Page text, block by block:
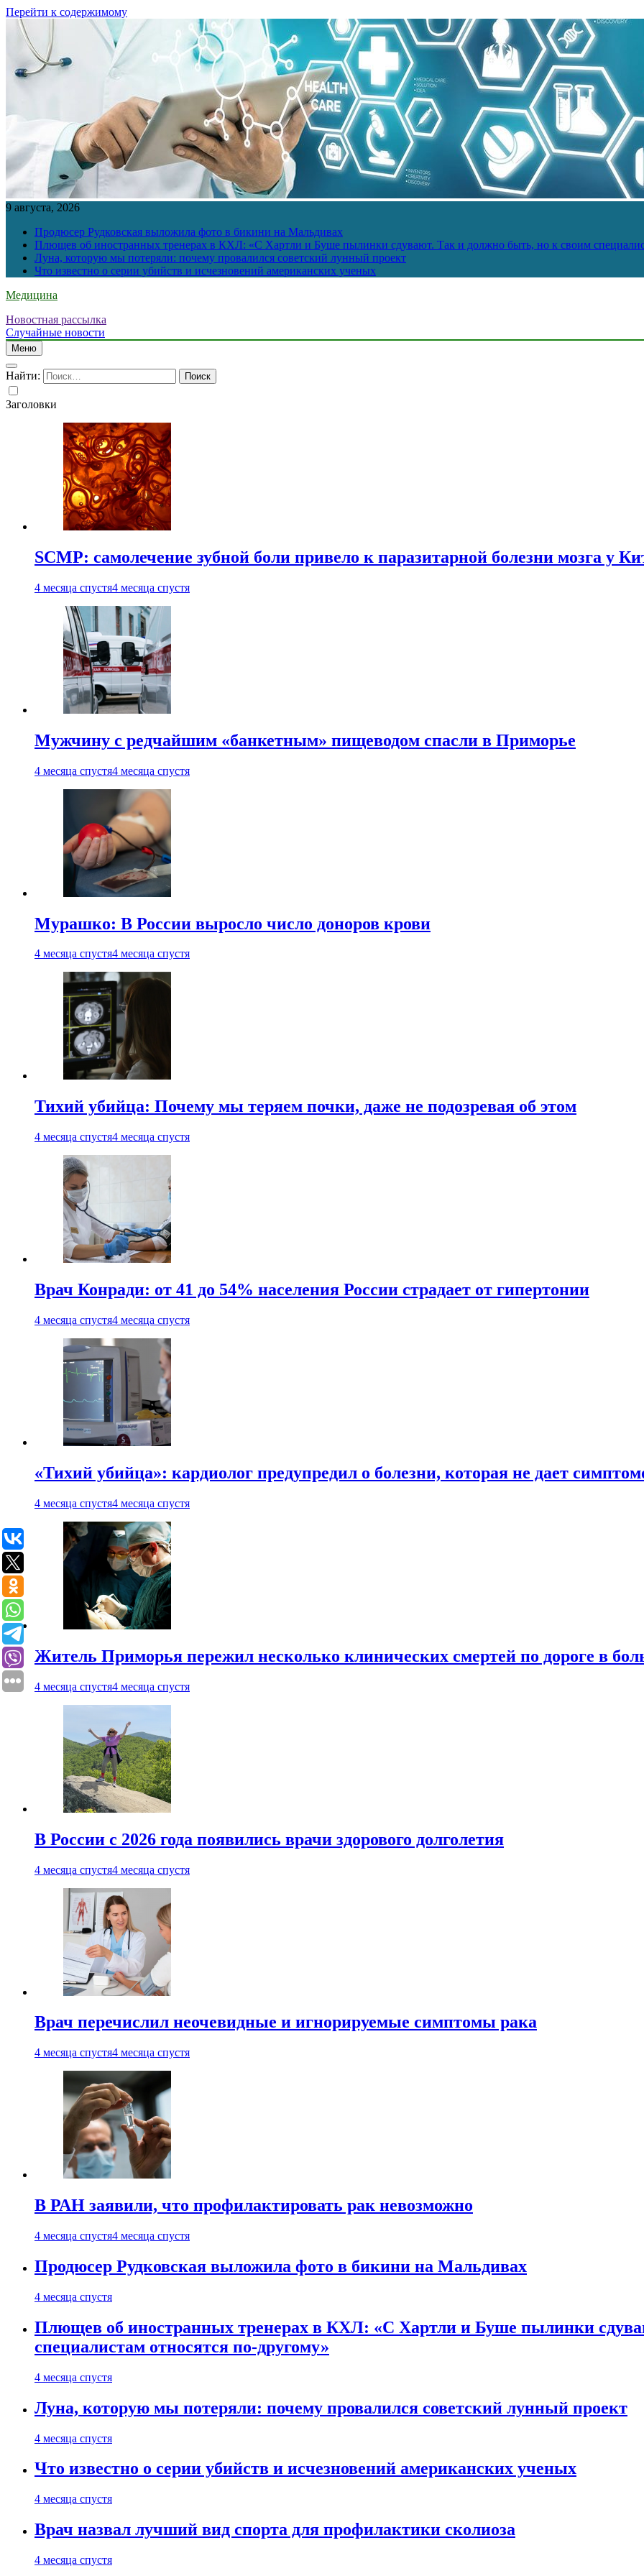
Перейти к содержимому
9 августа, 2026
Продюсер Рудковская выложила фото в бикини на Мальдивах
Плющев об иностранных тренерах в КХЛ: «С Хартли и Буше пылинки сдувают. Так и должно быть, но к своим
Луна, которую мы потеряли: почему провалился советский лунный проект
Что известно о серии убийств и исчезновений американских ученых
Медицина
Новостная рассылка
Случайные новости
Меню
Найти:
Заголовки
SCMP: самолечение зубной боли привело к паразитарной болезни мозга у
4 месяца спустя4 месяца спустя
Мужчину с редчайшим «банкетным» пищеводом спасли в Приморье
4 месяца спустя4 месяца спустя
Мурашко: В России выросло число доноров крови
4 месяца спустя4 месяца спустя
Тихий убийца: Почему мы теряем почки, даже не подозревая об этом
4 месяца спустя4 месяца спустя
Врач Конради: от 41 до 54% населения России страдает от гипертонии
4 месяца спустя4 месяца спустя
«Тихий убийца»: кардиолог предупредил о болезни, которая не дает
4 месяца спустя4 месяца спустя
Житель Приморья пережил несколько клинических смертей по дороге в
4 месяца спустя4 месяца спустя
В России с 2026 года появились врачи здорового долголетия
4 месяца спустя4 месяца спустя
Врач перечислил неочевидные и игнорируемые симптомы рака
4 месяца спустя4 месяца спустя
В РАН заявили, что профилактировать рак невозможно
4 месяца спустя4 месяца спустя
Продюсер Рудковская выложила фото в бикини на Мальдивах
4 месяца спустя
Плющев об иностранных тренерах в КХЛ: «С Хартли и Буше пылинки
специалистам относятся по-другому»
4 месяца спустя
Луна, которую мы потеряли: почему провалился советский лунный проект
4 месяца спустя
Что известно о серии убийств и исчезновений американских ученых
4 месяца спустя
Врач назвал лучший вид спорта для профилактики сколиоза
4 месяца спустя